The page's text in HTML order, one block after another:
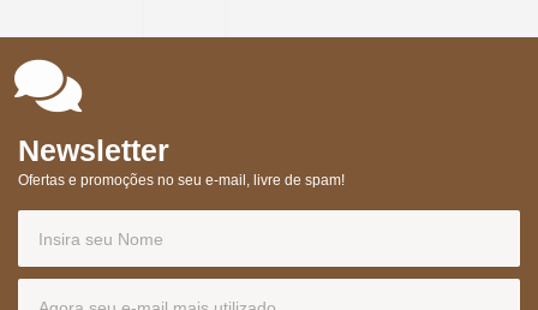
Newsletter
Ofertas e promoções no seu e-mail, livre de spam!